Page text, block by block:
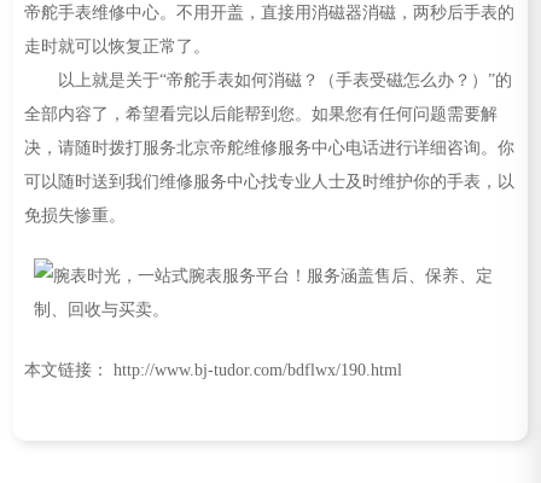
帝舵手表维修中心。不用开盖，直接用消磁器消磁，两秒后手表的
走时就可以恢复正常了。
以上就是关于“帝舵手表如何消磁？（手表受磁怎么办？）”的
全部内容了，希望看完以后能帮到您。如果您有任何问题需要解
决，请随时拨打服务北京帝舵维修服务中心电话进行详细咨询。你
可以随时送到我们维修服务中心找专业人士及时维护你的手表，以
免损失惨重。
本文链接： http://www.bj-tudor.com/bdflwx/190.html